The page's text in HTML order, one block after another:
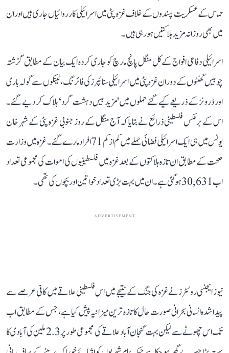
حماس کے عسکریت پسندوں کے خلاف غزہ پٹی میں اسرائیلی کارروائیاں جاری ہیں اور ان
میں بھی روزانہ مزید ہلاکتیں ہو رہی ہیں۔
اسرائیلی دفاعی افواج کے کل منگل پانچ مارچ کو جاری کردہ ایک بیان کے مطابق گزشتہ
چوبیس گھنٹوں کے دوران غزہ پٹی میں اسرائیلی سنائپرز کی فائرنگ، ٹینکوں سے گولہ باری
اور ڈرونز کے ذریعے کیے گئے حملوں میں 'مزید بیس دہشت گرد‘ ہلاک کر دیے گئے۔
اس کے برعکس فلسطینی ذرائع نے بتایا کہ آج منگل کے روز جنوبی غزہ پٹی کے شہر خان
یونس میں ہی ایک اسرائیلی فضائی حملے میں کم از کم 71 افراد مارے گئے۔ غزہ میں وزارت
صحت کے مطابق ان تازہ ہلاکتوں کے بعد غزہ میں فلسطینیوں کی اموات کی مجموعی تعداد
اب 30,631 ہو گئی ہے۔ ان میں بہت بڑی تعداد خواتین اور بچوں کی تھی۔
ADVERTISEMENT
نیوز ایجنسی روئٹرز نے غزہ کی جنگ کے نتیجے میں اس فلسطینی علاقے میں کافی عرصے سے
پیدا شدہ انسانی بحرانی صورت حال کا تازہ ترین میزانیہ پیش کیا ہے، جس کے مطابق اب
تک اس چھوٹے سے لیکن بہت گنجان آباد علاقے کی مجموعی طور پر 2.3 ملین کی آبادی کا